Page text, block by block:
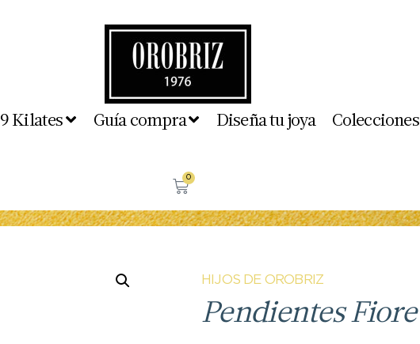
Kilates Guía compra Diseña tu joya Colecciones
0
HIJOS DE OROBRIZ
Pendientes Fiore